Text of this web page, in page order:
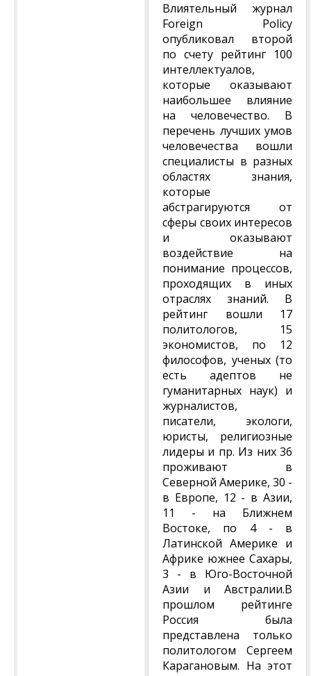
Влиятельный журнал
Foreign Policy
опубликовал второй
по счету рейтинг 100
интеллектуалов,
которые оказывают
наибольшее влияние
на человечество. В
перечень лучших умов
человечества вошли
специалисты в разных
областях знания,
которые
абстрагируются от
сферы своих интересов
и оказывают
воздействие на
понимание процессов,
проходящих в иных
отраслях знаний. В
рейтинг вошли 17
политологов, 15
экономистов, по 12
философов, ученых (то
есть адептов не
гуманитарных наук) и
журналистов,
писатели, экологи,
юристы, религиозные
лидеры и пр. Из них 36
проживают в
Северной Америке, 30 -
в Европе, 12 - в Азии,
11 - на Ближнем
Востоке, по 4 - в
Латинской Америке и
Африке южнее Сахары,
3 - в Юго-Восточной
Азии и Австралии.В
прошлом рейтинге
Россия была
представлена только
политологом Сергеем
Карагановым. На этот